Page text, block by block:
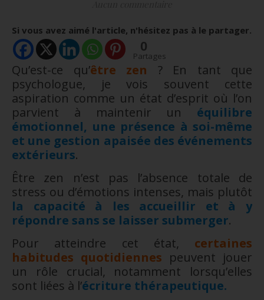
Si vous avez aimé l'article, n'hésitez pas à le partager.
0
Partages
Qu’est-ce qu’être zen ? En tant que
psychologue, je vois souvent cette
aspiration comme un état d’esprit où l’on
parvient à maintenir un équilibre
émotionnel, une présence à soi-même
et une gestion apaisée des événements
extérieurs.
Être zen n’est pas l’absence totale de
stress ou d’émotions intenses, mais plutôt
la capacité à les accueillir et à y
répondre sans se laisser submerger.
Pour atteindre cet état, certaines
habitudes quotidiennes peuvent jouer
un rôle crucial, notamment lorsqu’elles
sont liées à l’écriture thérapeutique.